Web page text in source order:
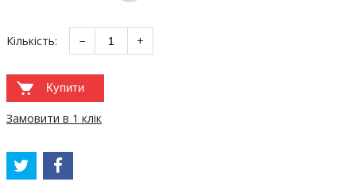
Кількість: − +
Купити
Замовити в 1 клік